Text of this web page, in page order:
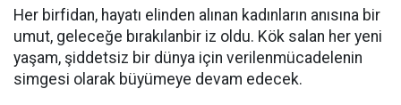
Her birfidan, hayatı elinden alınan kadınların anısına bir
umut, geleceğe bırakılanbir iz oldu. Kök salan her yeni
yaşam, şiddetsiz bir dünya için verilenmücadelenin
simgesi olarak büyümeye devam edecek.